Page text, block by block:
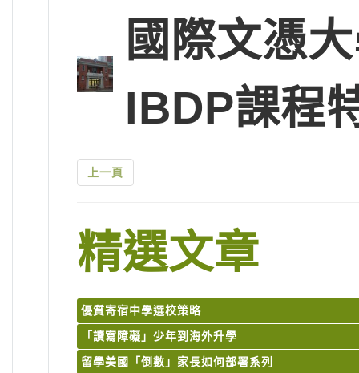
國際文憑
IBDP課程
上一頁
精選文章
優質寄宿中學選校策略
「讀寫障礙」少年到海外升學
留學美國「倒數」家長如何部署系列